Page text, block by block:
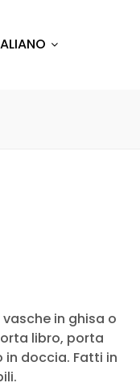
in ghisa o
libro, porta
doccia. Fatti in